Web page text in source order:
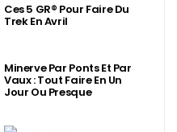
Ces 5 GR® Pour Faire Du
Trek En Avril
Minerve Par Ponts Et Par
Vaux : Tout Faire En Un
Jour Ou Presque